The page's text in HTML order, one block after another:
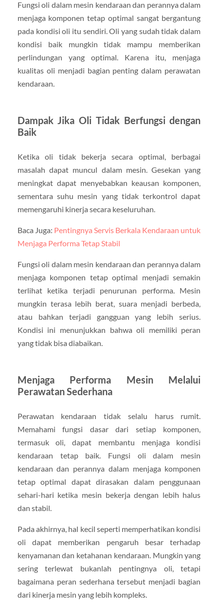
Fungsi oli dalam mesin kendaraan dan perannya dalam
menjaga komponen tetap optimal sangat bergantung
pada kondisi oli itu sendiri. Oli yang sudah tidak dalam
kondisi baik mungkin tidak mampu memberikan
perlindungan yang optimal. Karena itu, menjaga
kualitas oli menjadi bagian penting dalam perawatan
kendaraan.
Dampak Jika Oli Tidak Berfungsi dengan
Baik
Ketika oli tidak bekerja secara optimal, berbagai
masalah dapat muncul dalam mesin. Gesekan yang
meningkat dapat menyebabkan keausan komponen,
sementara suhu mesin yang tidak terkontrol dapat
memengaruhi kinerja secara keseluruhan.
Baca Juga: Pentingnya Servis Berkala Kendaraan untuk
Menjaga Performa Tetap Stabil
Fungsi oli dalam mesin kendaraan dan perannya dalam
menjaga komponen tetap optimal menjadi semakin
terlihat ketika terjadi penurunan performa. Mesin
mungkin terasa lebih berat, suara menjadi berbeda,
atau bahkan terjadi gangguan yang lebih serius.
Kondisi ini menunjukkan bahwa oli memiliki peran
yang tidak bisa diabaikan.
Menjaga Performa Mesin Melalui
Perawatan Sederhana
Perawatan kendaraan tidak selalu harus rumit.
Memahami fungsi dasar dari setiap komponen,
termasuk oli, dapat membantu menjaga kondisi
kendaraan tetap baik. Fungsi oli dalam mesin
kendaraan dan perannya dalam menjaga komponen
tetap optimal dapat dirasakan dalam penggunaan
sehari-hari ketika mesin bekerja dengan lebih halus
dan stabil.
Pada akhirnya, hal kecil seperti memperhatikan kondisi
oli dapat memberikan pengaruh besar terhadap
kenyamanan dan ketahanan kendaraan. Mungkin yang
sering terlewat bukanlah pentingnya oli, tetapi
bagaimana peran sederhana tersebut menjadi bagian
dari kinerja mesin yang lebih kompleks.